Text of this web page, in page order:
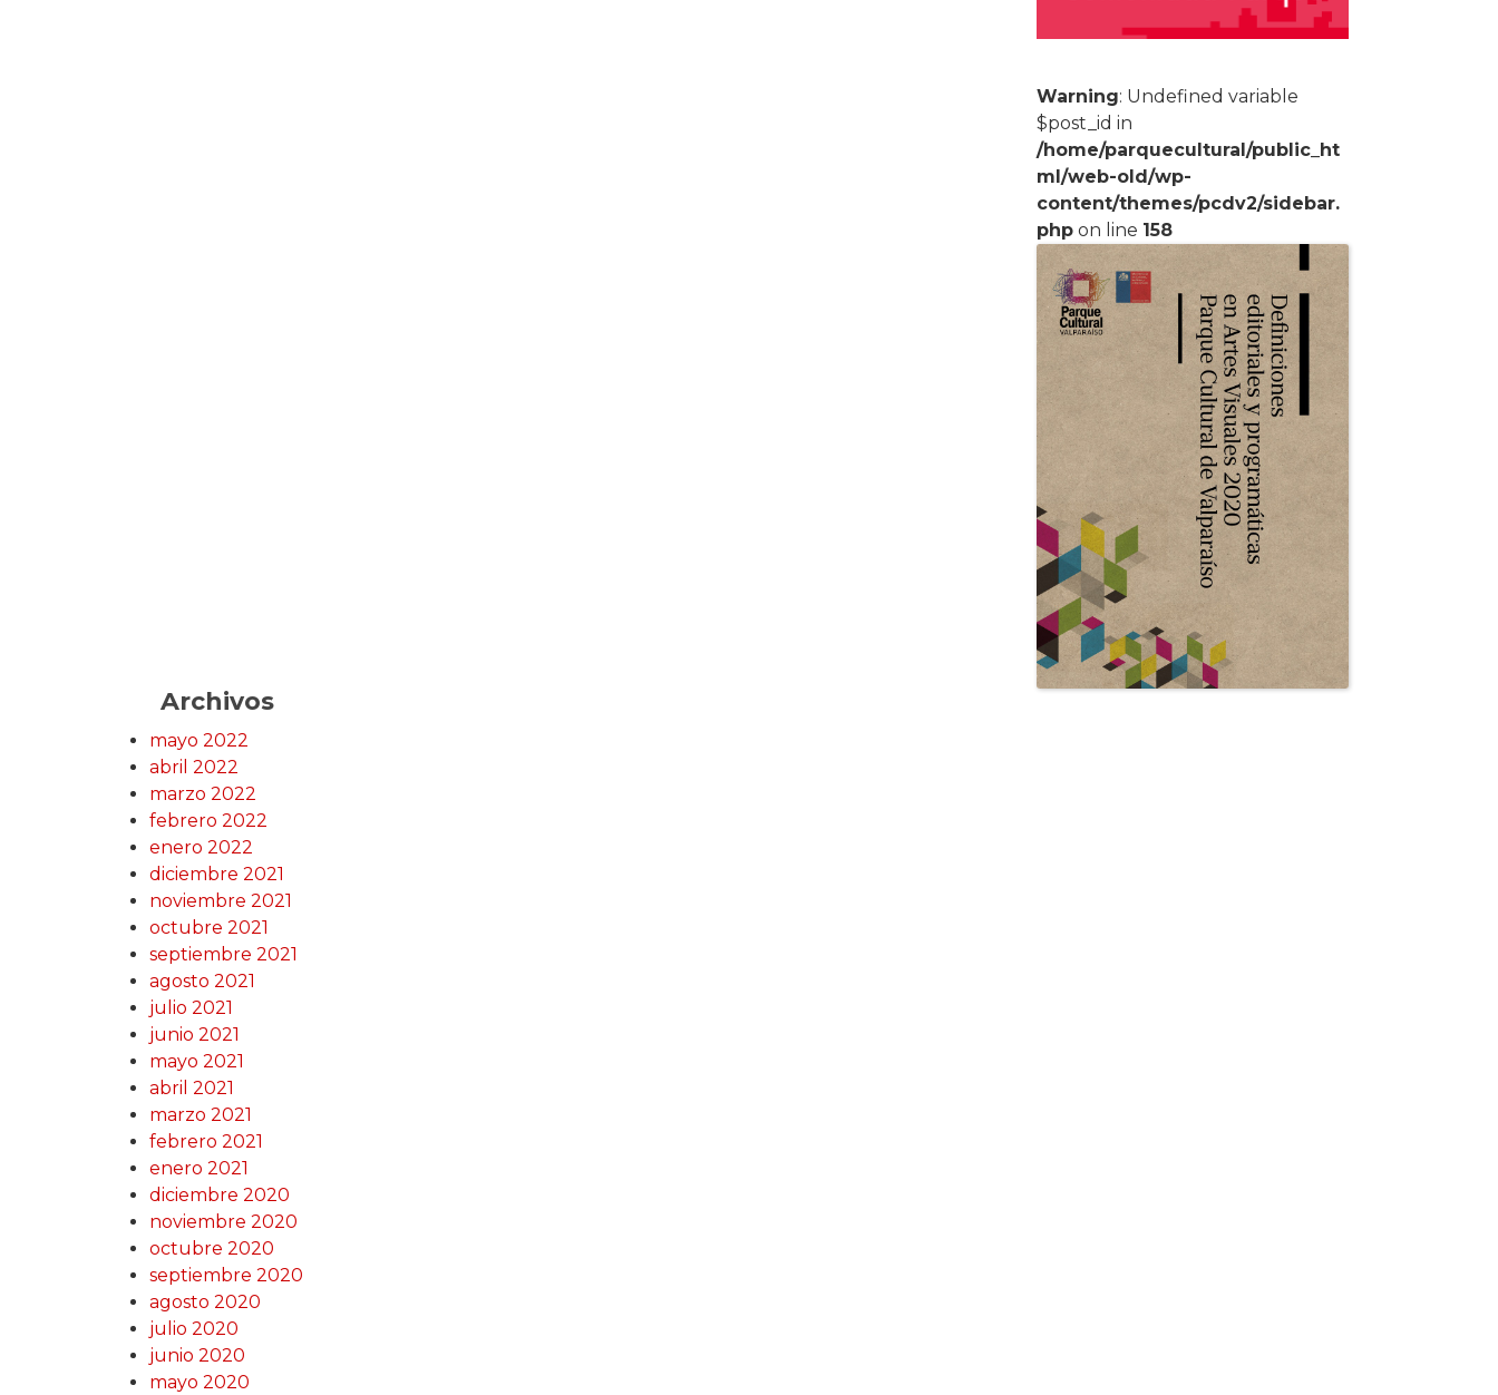
Warning: Undefined variable
$post_id in
/home/parquecultural/public_ht
ml/web-old/wp-
content/themes/pcdv2/sidebar.
php on line 158
Archivos
mayo 2022
abril 2022
marzo 2022
febrero 2022
enero 2022
diciembre 2021
noviembre 2021
octubre 2021
septiembre 2021
agosto 2021
julio 2021
junio 2021
mayo 2021
abril 2021
marzo 2021
febrero 2021
enero 2021
diciembre 2020
noviembre 2020
octubre 2020
septiembre 2020
agosto 2020
julio 2020
junio 2020
mayo 2020